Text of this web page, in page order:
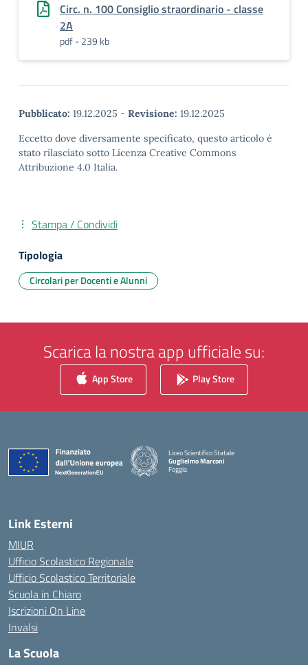
Circ. n. 100 Consiglio straordinario - classe
2A
pdf - 239 kb
Pubblicato: 19.12.2025 - Revisione: 19.12.2025
Eccetto dove diversamente specificato, questo articolo è
stato rilasciato sotto Licenza Creative Commons
Attribuzione 4.0 Italia.
Stampa / Condividi
Tipologia
Circolari per Docenti e Alunni
Scarica la nostra app ufficiale su:
App Store Play Store
Liceo Scientifico Statale
Guglielmo Marconi
Foggia
— Visita la pagina iniziale della scuola
Link Esterni
MIUR
Ufficio Scolastico Regionale
Ufficio Scolastico Territoriale
Scuola in Chiaro
Iscrizioni On Line
Invalsi
La Scuola